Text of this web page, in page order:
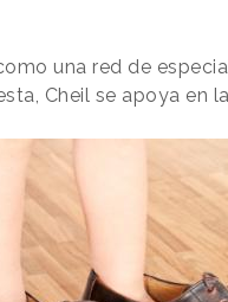
una red de
Cheil se apoya en